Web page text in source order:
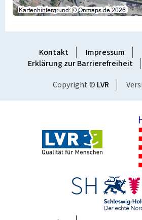
Kontakt Impressum
Erklärung zur Barrierefreiheit
Copyright © LVR